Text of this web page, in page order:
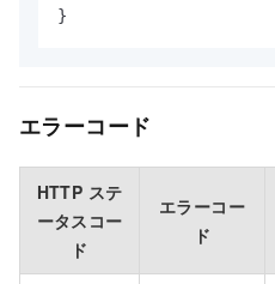
}
エラーコード
HTTP ステ
ータスコー
ド
エラーコー
ド